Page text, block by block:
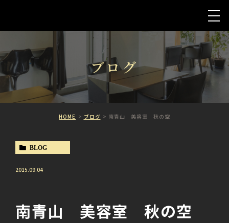
ブログ
HOME ブログ 南青山 美容室 秋の空
BLOG
2015.09.04
南青山 美容室 秋の空